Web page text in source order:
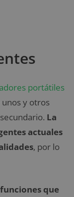
portátiles
unos y otros
La
actuales
, por lo
que